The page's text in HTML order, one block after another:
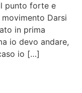
punto forte e
Darsi
in prima
io devo andare,
io […]